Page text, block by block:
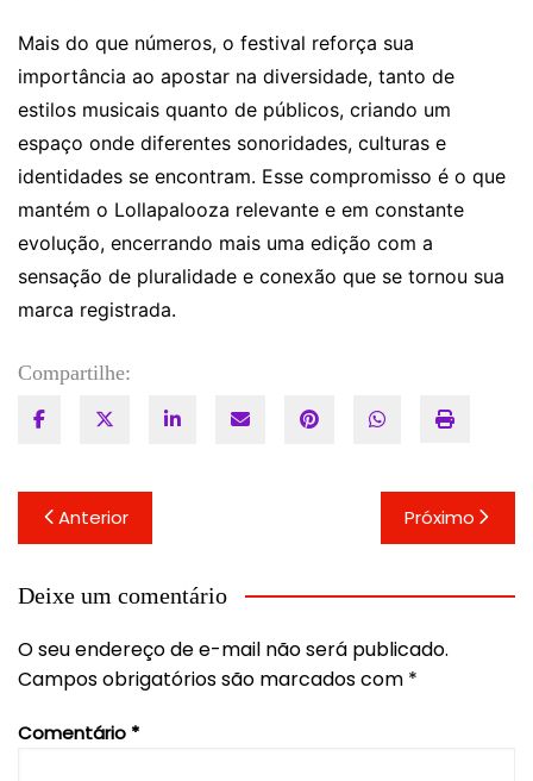
Mais do que números, o festival reforça sua
importância ao apostar na diversidade, tanto de
estilos musicais quanto de públicos, criando um
espaço onde diferentes sonoridades, culturas e
identidades se encontram. Esse compromisso é o que
mantém o Lollapalooza relevante e em constante
evolução, encerrando mais uma edição com a
sensação de pluralidade e conexão que se tornou sua
marca registrada.
Compartilhe:
Navegação
de
Post
Anterior Próximo
Deixe um comentário
O seu endereço de e-mail não será publicado.
Campos obrigatórios são marcados com *
Comentário *